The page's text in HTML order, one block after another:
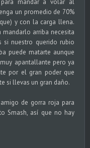
mandar a volar al
un promedio de 70%
y con la carga llena.
arriba necesita
si nuestro querido rubio
puede matarte aunque
apantallante pero ya
por el gran poder que
si llevas un gran daño.
de gorra roja para
Smash, así que no hay